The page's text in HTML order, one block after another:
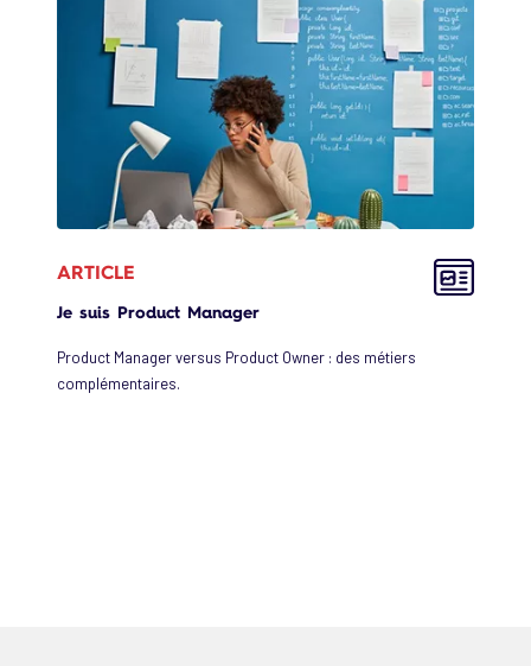
ARTICLE
Je suis Product Manager
Product Manager versus Product Owner : des métiers
complémentaires.